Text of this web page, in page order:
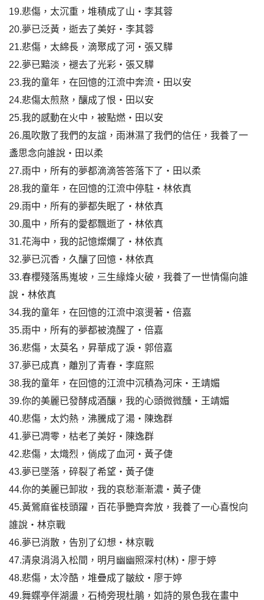
19.悲傷，太沉重，堆積成了山‧李其蓉
20.夢已泛黃，逝去了美好‧李其蓉
21.悲傷，太綿長，滴聚成了河‧張又驊
22.夢已黯淡，褪去了光彩‧張又驊
23.我的童年，在回憶的江流中奔流‧田以安
24.悲傷太煎熬，釀成了恨‧田以安
25.我的感動在火中，被點燃‧田以安
26.風吹散了我們的友誼，雨淋濕了我們的信任，我養了一
盞思念向誰說‧田以柔
27.雨中，所有的夢都滴滴答答落下了‧田以柔
28.我的童年，在回憶的江流中停駐‧林依真
29.雨中，所有的夢都失眠了‧林依真
30.風中，所有的愛都飄逝了‧林依真
31.花海中，我的記憶燦爛了‧林依真
32.夢已沉香，久釀了回憶‧林依真
33.春櫻殘落馬嵬坡，三生緣烽火破，我養了一世情傷向誰
說‧林依真
34.我的童年，在回憶的江流中滾燙著‧倍嘉
35.雨中，所有的夢都被澆醒了‧倍嘉
36.悲傷，太莫名，昇華成了淚‧郭倍嘉
37.夢已成真，離別了青春‧李庭熙
38.我的童年，在回憶的江流中沉積為河床‧王靖媚
39.你的美麗已發酵成酒釀，我的心頭微微醺‧王靖媚
40.悲傷，太灼熱，沸騰成了湯‧陳逸群
41.夢已凋零，枯老了美好‧陳逸群
42.悲傷，太熾烈，倘成了血河‧黃子倢
43.夢已墜落，碎裂了希望‧黃子倢
44.你的美麗已卸妝，我的哀愁漸漸濃‧黃子倢
45.黃鶯麻雀枝頭躍，百花爭艷齊奔放，我養了一心喜悅向
誰說‧林京戰
46.夢已消散，告別了幻想‧林京戰
47.清泉涓涓入松間，明月幽幽照深村(林)‧廖于婷
48.悲傷，太冷酷，堆疊成了皺紋‧廖于婷
49.舞蝶亭伴湖盪，石椅旁現杜鵑，如詩的景色我在畫中